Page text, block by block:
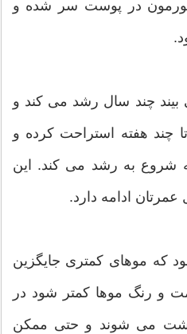
در پوست سر شده و
چند سال رشد می کند و
چند هفته استراحت کرده و
شروع به رشد می کند. این
ادامه دارد.
که موهای کمتری جایگزین
و رنگ موها کمتر شود در
پشت می شوند و حتی ممکن